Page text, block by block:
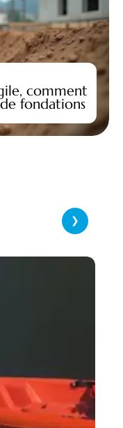
comment
fondations